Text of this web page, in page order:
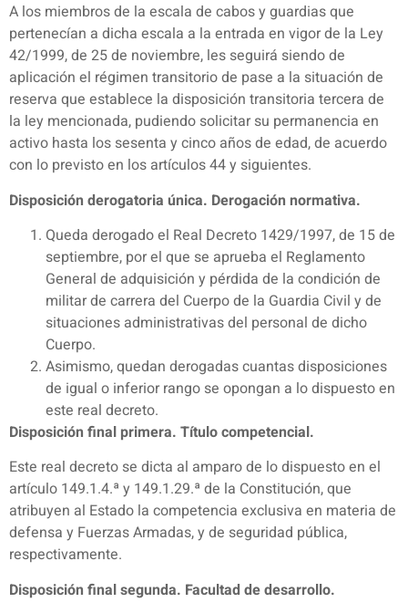
A los miembros de la escala de cabos y guardias que
pertenecían a dicha escala a la entrada en vigor de la Ley
42/1999, de 25 de noviembre, les seguirá siendo de
aplicación el régimen transitorio de pase a la situación de
reserva que establece la disposición transitoria tercera de
la ley mencionada, pudiendo solicitar su permanencia en
activo hasta los sesenta y cinco años de edad, de acuerdo
con lo previsto en los artículos 44 y siguientes.
Disposición derogatoria única. Derogación normativa.
Queda derogado el Real Decreto 1429/1997, de 15 de
septiembre, por el que se aprueba el Reglamento
General de adquisición y pérdida de la condición de
militar de carrera del Cuerpo de la Guardia Civil y de
situaciones administrativas del personal de dicho
Cuerpo.
Asimismo, quedan derogadas cuantas disposiciones
de igual o inferior rango se opongan a lo dispuesto en
este real decreto.
Disposición final primera. Título competencial.
Este real decreto se dicta al amparo de lo dispuesto en el
artículo 149.1.4.ª y 149.1.29.ª de la Constitución, que
atribuyen al Estado la competencia exclusiva en materia de
defensa y Fuerzas Armadas, y de seguridad pública,
respectivamente.
Disposición final segunda. Facultad de desarrollo.